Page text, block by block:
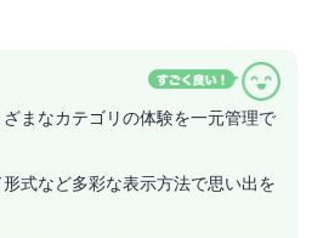
まなカテゴリの体験を一元管理で
式など多彩な表示方法で思い出を